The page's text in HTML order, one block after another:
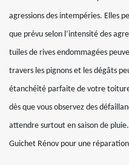
agressions des intempéries. Elles
que prévu selon l’intensité des
tuiles de rives endommagées
travers les pignons et les dégâts
étanchéité parfaite de votre
dès que vous observez des
attendre surtout en saison de
Guichet Rénov pour une